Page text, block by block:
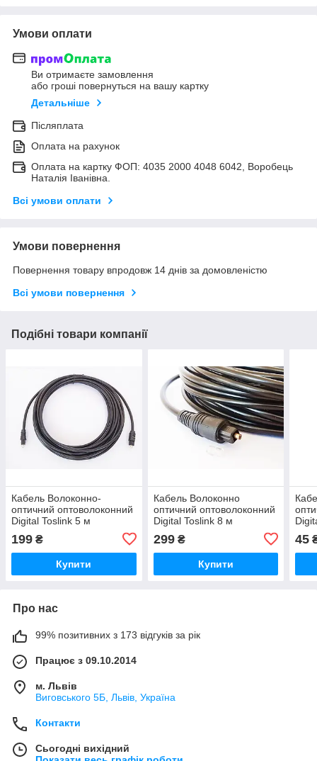
Умови оплати
Ви отримаєте замовлення
або гроші повернуться на вашу картку
Детальніше
Післяплата
Оплата на рахунок
Оплата на картку ФОП: 4035 2000 4048 6042, Воробець
Наталія Іванівна.
Всі умови оплати
Умови повернення
Повернення товару впродовж 14 днів за домовленістю
Всі умови повернення
Подібні товари компанії
Кабель Волоконно-
оптичний оптоволоконний
Digital Toslink 5 м
підключення звукових
пристроїв по цифровому
199 ₴
Купити
Кабель Волоконно
оптичний оптоволоконний
Digital Toslink 8 м
підключення звукових
пристроїв по цифровому
299₴
Купити
45
Про нас
99% позитивних з 173 відгуків за рік
Працює з 09.10.2014
м. Львів
Виговського 5Б, Львів, Україна
Контакти
Сьогодні вихідний